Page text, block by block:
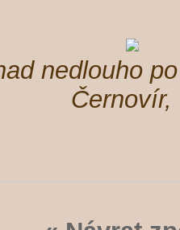
nedlouho
Černovír,